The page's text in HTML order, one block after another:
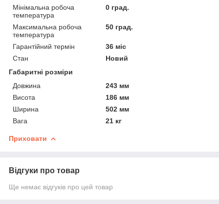
Мінімальна робоча
температура
0 град.
Максимальна робоча
температура
50 град.
Гарантійний термін
36 міс
Стан
Новий
Габаритні розміри
Довжина
243 мм
Висота
186 мм
Ширина
502 мм
Вага
21 кг
Приховати
Відгуки про товар
Ще немає відгуків про цей товар